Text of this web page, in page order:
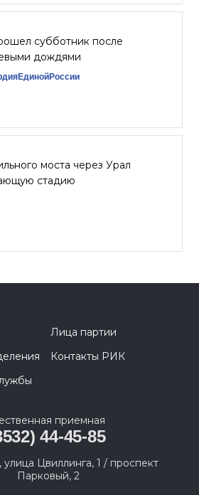
субботник после
дождями
моста через Урал
стадию
Лица партии
Контакты РИК
приемная
44-45-85
улица Цвиллинга, 1 / проспект
Парковый, 2